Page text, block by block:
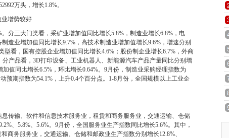
万头，增长1.8%。
增势较好
分三大门类看，采矿业增加值同比增长5.8%，制造业增长6.8%，电
造业增加值同比增长9.7%，高技术制造业增加值增长9.6%，增速分别
型看，国有控股企业增加值同比增长4.6%；股份制企业增长6.7%，外商
产品看，3D打印设备、工业机器人、新能源汽车产品产量同比分别增
值同比增长6.5%，环比增长0.64%。9月份，制造业采购经理指数为
预期指数为54.1%，上升0.4个百分点。1-8月份，全国规模以上工业企
传输、软件和信息技术服务业，租赁和商务服务业，交通运输、仓储
、5.8%、5.6%。9月份，全国服务业生产指数同比增长5.6%。其中，
商务服务业，交通运输、仓储和邮政业生产指数分别增长12.8%、